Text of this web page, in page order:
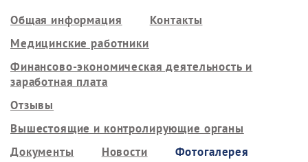
Общая информация
Контакты
Медицинские работники
Финансово-экономическая деятельность и
заработная плата
Отзывы
Вышестоящие и контролирующие органы
Документы
Новости
Фотогалерея